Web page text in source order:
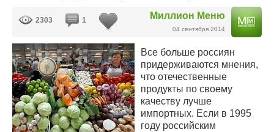
Миллион Меню
04 сентября 2014
2303 1
Все больше россиян
придерживаются мнения,
что отечественные
продукты по своему
качеству лучше
импортных. Если в 1995
году российским